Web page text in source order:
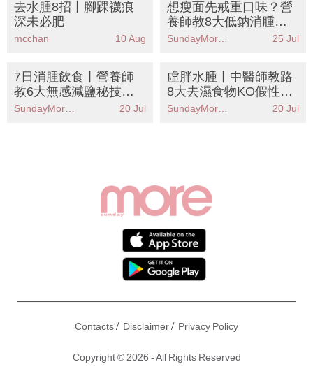
深未必肥
mcchan
養師教8大低鈉消腫食
物丨KO包包面附瘦面按
摩教學
SundayMore編輯部 25 Jul
教6大無感減鹽秘技！
附8款去水腫食物清單
告別包包面象腿
SundayMore編輯部 20 Jul
8大去濕食物KO假性肥
胖！拆解濕氣重成因＋
3個必按穴位
SundayMore編輯部 20 Jul